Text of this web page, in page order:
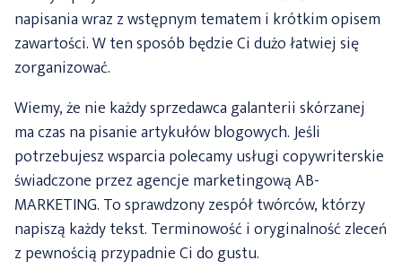
napisania wraz z wstępnym tematem i krótkim opisem
zawartości. W ten sposób będzie Ci dużo łatwiej się
zorganizować.
Wiemy, że nie każdy sprzedawca galanterii skórzanej
ma czas na pisanie artykułów blogowych. Jeśli
potrzebujesz wsparcia polecamy usługi copywriterskie
świadczone przez agencje marketingową AB-
MARKETING. To sprawdzony zespół twórców, którzy
napiszą każdy tekst. Terminowość i oryginalność zleceń
z pewnością przypadnie Ci do gustu.